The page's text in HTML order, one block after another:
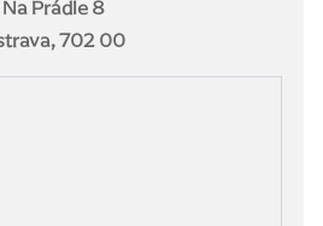
Na Prádle 8
702 00